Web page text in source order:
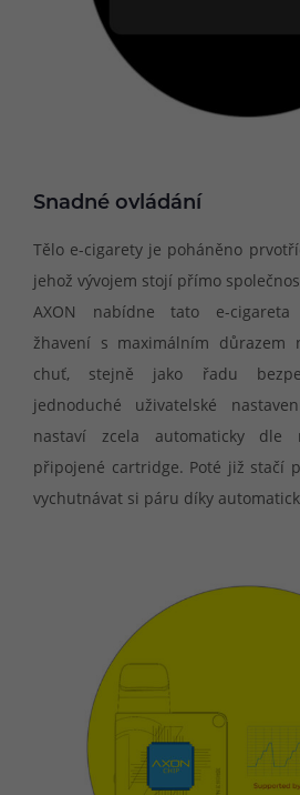
Snadné ovládání
Tělo e-cigarety je poháněno
jehož vývojem stojí přímo
AXON nabídne tato e-cigareta
žhavení s maximálním důrazem
chuť, stejně jako řadu
jednoduché uživatelské
nastaví zcela automaticky dle
připojené cartridge. Poté již stačí
vychutnávat si páru díky